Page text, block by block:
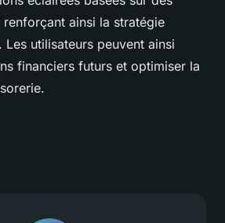
ainsi la stratégie
utilisateurs peuvent ainsi
financiers futurs et optimiser la